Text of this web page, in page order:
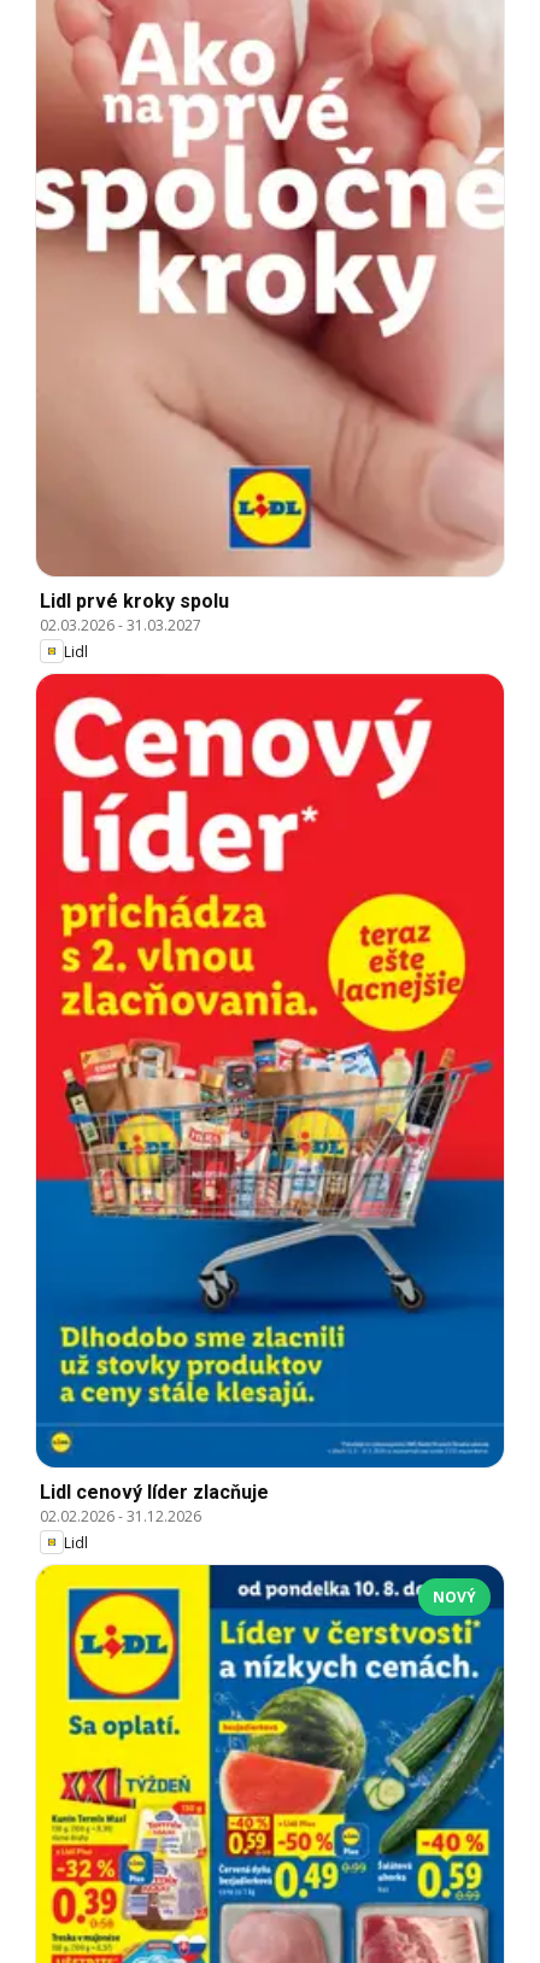
Lidl prvé kroky spolu
02.03.2026-31.03.2027
Lidl
Lidl cenový líder zlacňuje
02.02.2026-31.12.2026
Lidl
NOVÝ